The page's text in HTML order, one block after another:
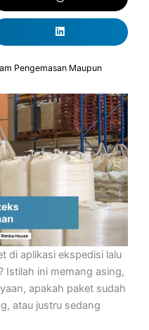
Pengemasan Maupun
di aplikasi ekspedisi lalu
Istilah ini memang asing,
apakah paket sudah
atau justru sedang